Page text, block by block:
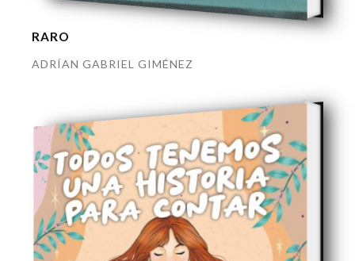
RARO
ADRÍAN GABRIEL GIMÉNEZ